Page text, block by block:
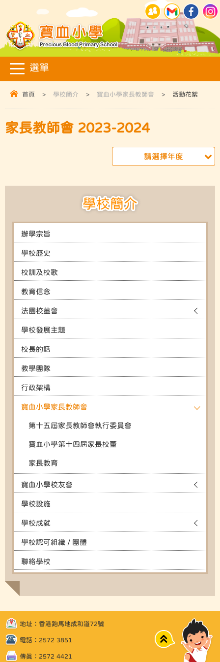
首頁 > 學校簡介 > 寶血小學家長教師會 > 活動花絮
家長教師會 2023-2024
請選擇年度
學校簡介
辦學宗旨
學校歷史
校訓及校歌
教育信念
法團校董會
學校發展主題
校長的話
教學團隊
行政架構
寶血小學家長教師會
第十五屆家長教師會執行委員會
寶血小學第十四屆家長校董
家長教育
寶血小學校友會
學校設施
學校成就
學校認可組織 / 團體
聯絡學校
地址：香港跑馬地成和道72號
電話：2572 3851
傳真：2572 4421
Top